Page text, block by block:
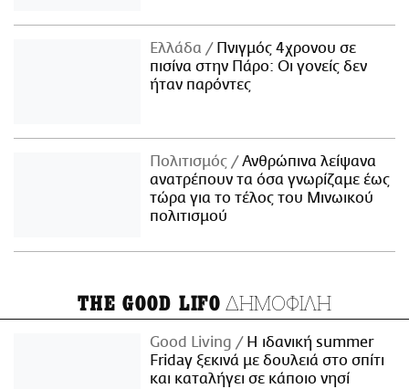
Ελλάδα
Πνιγμός 4χρονου σε
πισίνα στην Πάρο: Οι γονείς δεν
ήταν παρόντες
Πολιτισμός
Ανθρώπινα λείψανα
ανατρέπουν τα όσα γνωρίζαμε έως
τώρα για το τέλος του Μινωικού
πολιτισμού
THE GOOD LIFO ΔΗΜΟΦΙΛΗ
Good Living
Η ιδανική summer
Friday ξεκινά με δουλειά στο σπίτι
και καταλήγει σε κάποιο νησί